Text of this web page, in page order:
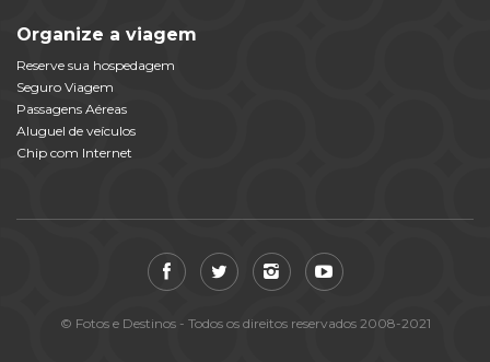
Organize a viagem
Reserve sua hospedagem
Seguro Viagem
Passagens Aéreas
Aluguel de veículos
Chip com Internet
© Fotos e Destinos - Todos os direitos reservados 2008-2021